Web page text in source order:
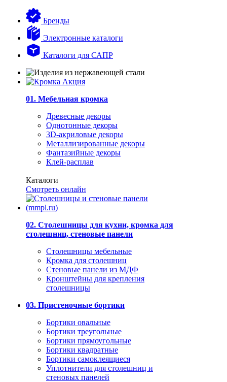
Бренды
Электронные каталоги
Каталоги для САПР
01. Мебельная кромка
Древесные декоры
Однотонные декоры
3D-акриловые декоры
Металлизированные декоры
Фантазийные декоры
Клей-расплав
Каталоги
Смотреть онлайн
02. Столешницы для кухни, кромка для
столешниц, стеновые панели
Столешницы мебельные
Кромка для столешниц
Стеновые панели из МДФ
Кронштейны для крепления
столешницы
03. Пристеночные бортики
Бортики овальные
Бортики треугольные
Бортики прямоугольные
Бортики квадратные
Бортики самоклеящиеся
Уплотнители для столешниц и
стеновых панелей